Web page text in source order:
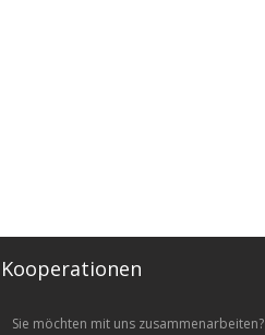
Kooperationen
Sie möchten mit uns zusammenarbeiten?